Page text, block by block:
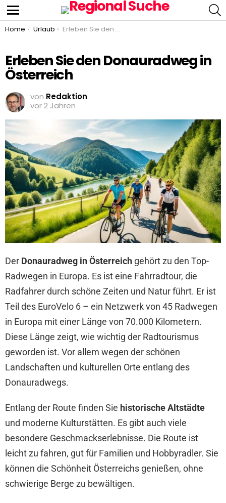
Menu
You are here:
Home Urlaub Erleben Sie den Donauradweg in Österreich
Erleben Sie den Donauradweg in
Österreich
von Redaktion
vor 2 Jahren
Der Donauradweg in Österreich gehört zu den Top-
Radwegen in Europa. Es ist eine Fahrradtour, die
Radfahrer durch schöne Zeiten und Natur führt. Er ist
Teil des EuroVelo 6 – ein Netzwerk von 45 Radwegen
in Europa mit einer Länge von 70.000 Kilometern.
Diese Länge zeigt, wie wichtig der Radtourismus
geworden ist. Vor allem wegen der schönen
Landschaften und kulturellen Orte entlang des
Donauradwegs.
Entlang der Route finden Sie historische Altstädte
und moderne Kulturstätten. Es gibt auch viele
besondere Geschmackserlebnisse. Die Route ist
leicht zu fahren, gut für Familien und Hobbyradler. Sie
können die Schönheit Österreichs genießen, ohne
schwierige Berge zu bewältigen.